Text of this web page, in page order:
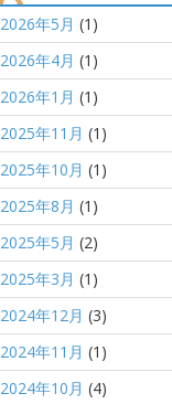
2026年5月 (1)
2026年4月 (1)
2026年1月 (1)
2025年11月 (1)
2025年10月 (1)
2025年8月 (1)
2025年5月 (2)
2025年3月 (1)
2024年12月 (3)
2024年11月 (1)
2024年10月 (4)